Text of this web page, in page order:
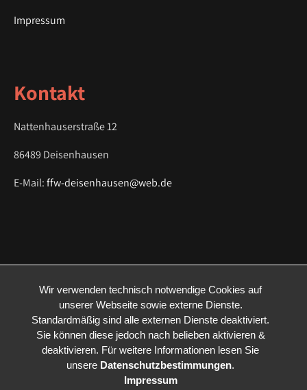
a
n
Impressum
Kontakt
Nattenhauserstraße 12
86489 Deisenhausen
E-Mail:ffw-deisenhausen@web.de
Wir verwenden technisch notwendige Cookies auf
unserer Webseite sowie externe Dienste.
Standardmäßig sind alle externen Dienste deaktiviert.
Sie können diese jedoch nach belieben aktivieren &
deaktivieren. Für weitere Informationen lesen Sie
unsere Datenschutzbestimmungen.
Impressum